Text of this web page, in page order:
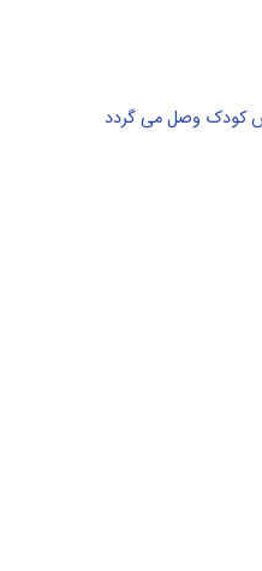
کودک وصل می گردد